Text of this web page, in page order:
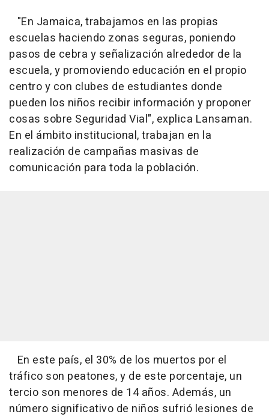
"En Jamaica, trabajamos en las propias
escuelas haciendo zonas seguras, poniendo
pasos de cebra y señalización alrededor de la
escuela, y promoviendo educación en el propio
centro y con clubes de estudiantes donde
pueden los niños recibir información y proponer
cosas sobre Seguridad Vial", explica Lansaman.
En el ámbito institucional, trabajan en la
realización de campañas masivas de
comunicación para toda la población.
En este país, el 30% de los muertos por el
tráfico son peatones, y de este porcentaje, un
tercio son menores de 14 años. Además, un
número significativo de niños sufrió lesiones de